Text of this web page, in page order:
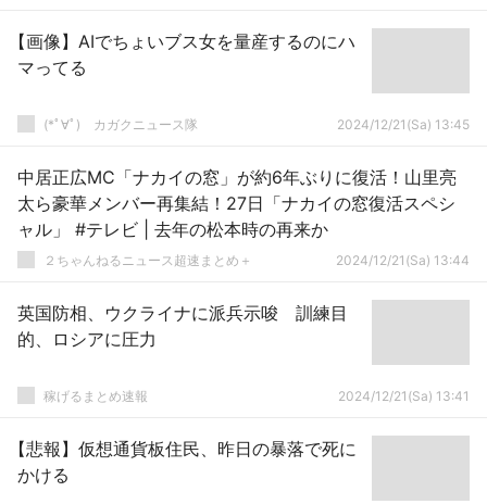
【画像】AIでちょいブス女を量産するのにハ
マってる
(*ﾟ∀ﾟ)ゞカガクニュース隊 2024/12/21(Sa) 13:45
中居正広MC「ナカイの窓」が約6年ぶりに復活！山里亮
太ら豪華メンバー再集結！27日「ナカイの窓復活スペシ
ャル」 #テレビ | 去年の松本時の再来か
２ちゃんねるニュース超速まとめ＋ 2024/12/21(Sa) 13:44
英国防相、ウクライナに派兵示唆 訓練目
的、ロシアに圧力
稼げるまとめ速報 2024/12/21(Sa) 13:41
【悲報】仮想通貨板住民、昨日の暴落で死に
かける